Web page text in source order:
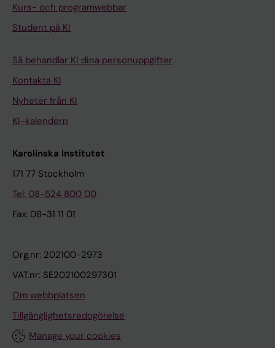
Kurs- och programwebbar
Student på KI
Så behandlar KI dina personuppgifter
Kontakta KI
Nyheter från KI
KI-kalendern
Karolinska Institutet
171 77 Stockholm
Tel: 08-524 800 00
Fax: 08-31 11 01
Org.nr: 202100-2973
VAT.nr: SE202100297301
Om webbplatsen
Tillgänglighetsredogörelse
Manage your cookies